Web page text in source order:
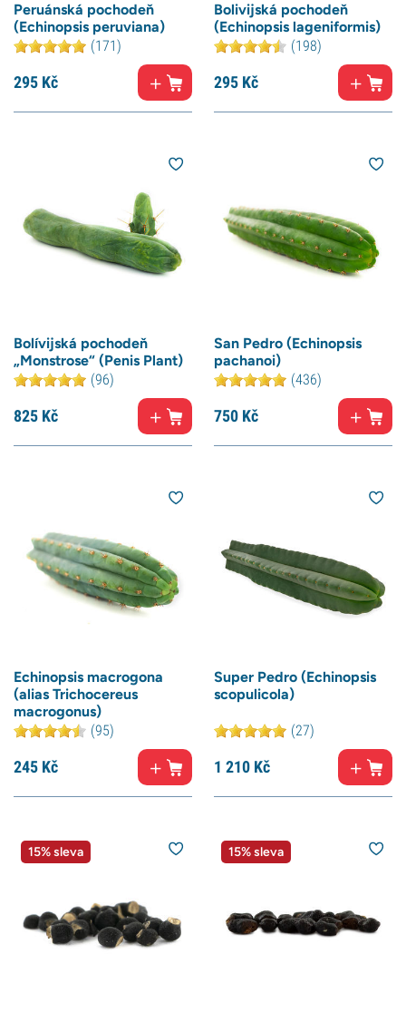
Peruánská pochodeň
(Echinopsis peruviana)
(171)
295 Kč
Bolivijská pochodeň
(Echinopsis lageniformis)
(198)
295 Kč
Bolívijská pochodeň
„Monstrose“ (Penis Plant)
(96)
825 Kč
San Pedro (Echinopsis
pachanoi)
(436)
750 Kč
Echinopsis macrogona
(alias Trichocereus
macrogonus)
(95)
245 Kč
Super Pedro (Echinopsis
scopulicola)
(27)
1 210 Kč
15% sleva 15% sleva